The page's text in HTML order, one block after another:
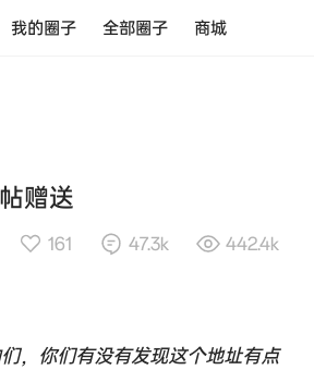
我的圈子 全部圈子 商城
赠送
161 47.3k 442.4k
，你们有没有发现这个地址有点